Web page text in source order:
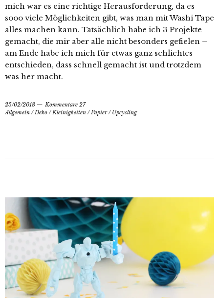
mich war es eine richtige Herausforderung, da es
sooo viele Möglichkeiten gibt, was man mit Washi Tape
alles machen kann. Tatsächlich habe ich 3 Projekte
gemacht, die mir aber alle nicht besonders gefielen –
am Ende habe ich mich für etwas ganz schlichtes
entschieden, dass schnell gemacht ist und trotzdem
was her macht.
25/02/2018
Kommentare 27
Allgemein /Deko /Kleinigkeiten /Papier/ Upcycling